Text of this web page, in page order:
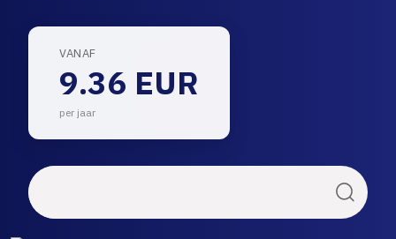
VANAF
9.36 EUR
per jaar